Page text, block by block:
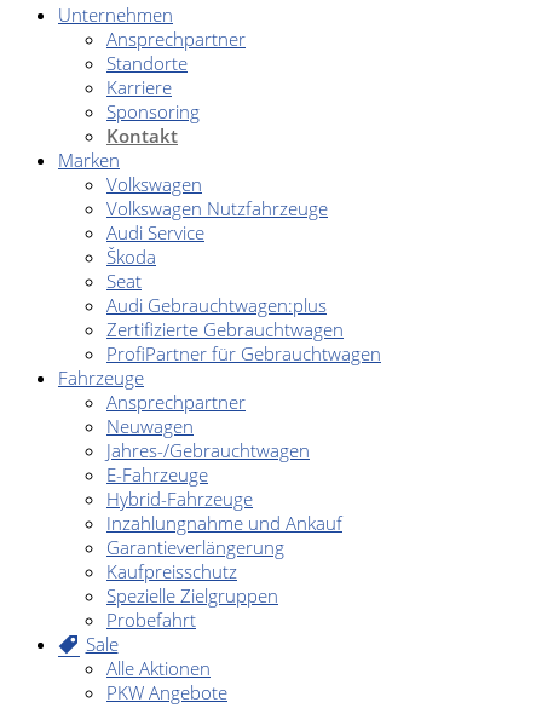
Unternehmen
Ansprechpartner
Standorte
Karriere
Sponsoring
Kontakt
Marken
Volkswagen
Volkswagen Nutzfahrzeuge
Audi Service
Škoda
Seat
Audi Gebrauchtwagen:plus
Zertifizierte Gebrauchtwagen
ProfiPartner für Gebrauchtwagen
Fahrzeuge
Ansprechpartner
Neuwagen
Jahres-/Gebrauchtwagen
E-Fahrzeuge
Hybrid-Fahrzeuge
Inzahlungnahme und Ankauf
Garantieverlängerung
Kaufpreisschutz
Spezielle Zielgruppen
Probefahrt
Sale
Alle Aktionen
PKW Angebote